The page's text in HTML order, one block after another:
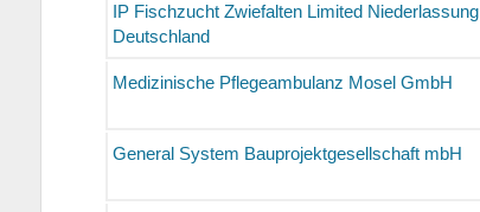
IP Fischzucht Zwiefalten Limited Niederlassung
Deutschland
Medizinische Pflegeambulanz Mosel GmbH
General System Bauprojektgesellschaft mbH